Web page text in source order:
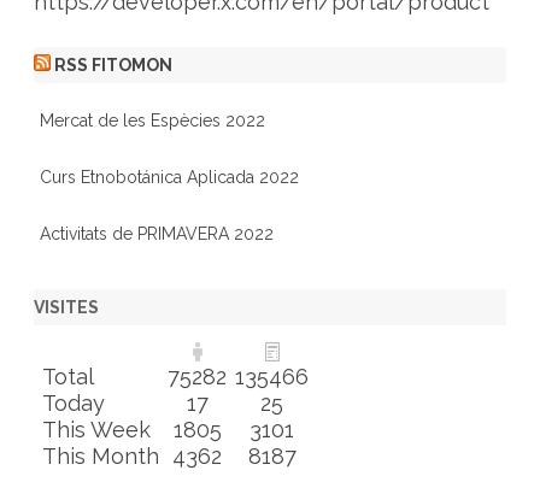
RSS FITOMON
Mercat de les Espècies 2022
Curs Etnobotánica Aplicada 2022
Activitats de PRIMAVERA 2022
VISITES
Total 75282 135466
Today
17
25
This Week
1805
3101
This Month
4362 8187